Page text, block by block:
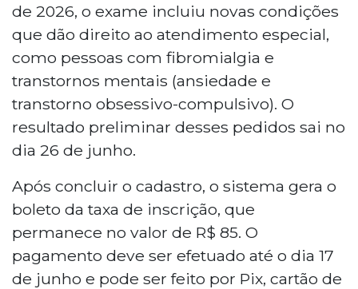
de 2026, o exame incluiu novas condições
que dão direito ao atendimento especial,
como pessoas com fibromialgia e
transtornos mentais (ansiedade e
transtorno obsessivo-compulsivo). O
resultado preliminar desses pedidos sai no
dia 26 de junho.
Após concluir o cadastro, o sistema gera o
boleto da taxa de inscrição, que
permanece no valor de R$ 85. O
pagamento deve ser efetuado até o dia 17
de junho e pode ser feito por Pix, cartão de